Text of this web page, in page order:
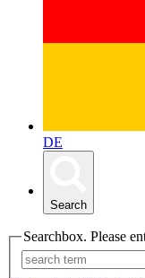
DE
Search
Searchbox. Please